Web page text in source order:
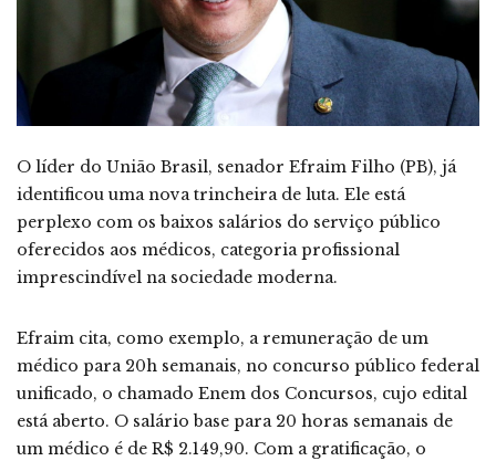
O líder do União Brasil, senador Efraim Filho (PB), já
identificou uma nova trincheira de luta. Ele está
perplexo com os baixos salários do serviço público
oferecidos aos médicos, categoria profissional
imprescindível na sociedade moderna.
Efraim cita, como exemplo, a remuneração de um
médico para 20h semanais, no concurso público federal
unificado, o chamado Enem dos Concursos, cujo edital
está aberto. O salário base para 20 horas semanais de
um médico é de R$ 2.149,90. Com a gratificação, o